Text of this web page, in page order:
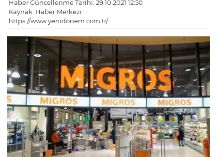
Haber Güncellenme Tarihi: 29.10.2021 12:50
Kaynak: Haber Merkezi
https://www.yenidonem.com.tr/